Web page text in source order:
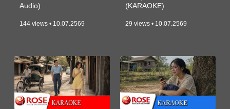
Audio)
144 views • 10.07.2569
(KARAOKE)
29 views • 10.07.2569